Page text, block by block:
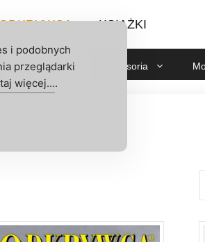
KSIĄŻKI
Odkrywca Akcesoria
i podobnych
przeglądarki
więcej….